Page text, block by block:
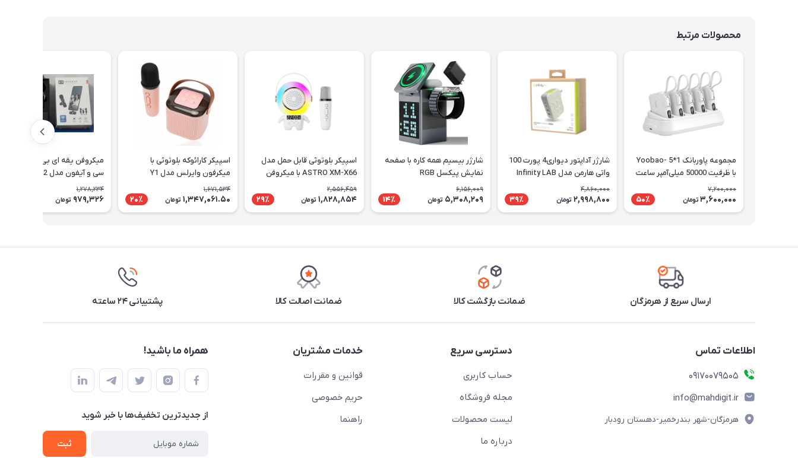
محصولات مرتبط
مجموعه پاوربانک Yoobao- 5*1
با ظرفیت 50000 میلی‌آمپر ساعت
7,200,000
3,600,000 تومان 50٪
شارژر آداپتور دیواری4 پورت 100
واتی هارمن مدل Infinity LAB
4,860,000
2,998,800 تومان 39٪
شارژر بیسیم همه کاره با صفحه
نمایش پیکسل RGB
6,156,009
5,308,209 تومان 14٪
اسپیکر بلوتوثی قابل حمل مدل
ASTRO XM-X66 با میکروفن
2,556,459
1,828,854 تومان 29٪
اسپیکر کارائوکه بلوتوثی با
میکرفون وایرلس مدل Y1
1,671,534
1,347,061.50 تومان 20٪
میکروفن یقه ای بی سیم تایپ
سی و آیفون مدل K9 (2فرستنده)
1,278,234
979,326 تومان
ارسال سریع از هرمزگان ضمانت بازگشت کالا ضمانت اصالت کالا پشتیبانی ۲۴ ساعته
اطلاعات تماس
09170079505
info@mahdigit.ir
هرمزگان-شهر بندرخمیر-دهستان رودبار
دسترسی سریع
حساب کاربری
مجله فروشگاه
لیست محصولات
درباره ما
خدمات مشتریان
قوانین و مقررات
حریم خصوصی
راهنما
همراه ما باشید!
از جدید‌ترین تخفیف‌ها با‌ خبر شوید
ثبت